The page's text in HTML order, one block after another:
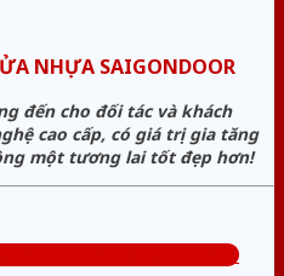
NHỰA SAIGONDOOR
đến cho đối tác và khách
cao cấp, có giá trị gia tăng
một tương lai tốt đẹp hơn!
vấn miễn phí: 0824.400.400